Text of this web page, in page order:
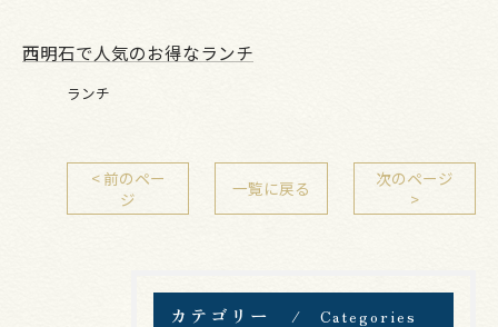
西明石で人気のお得なランチ
ランチ
< 前のペー
ジ
一覧に戻る
次のページ
>
カテゴリー Categories